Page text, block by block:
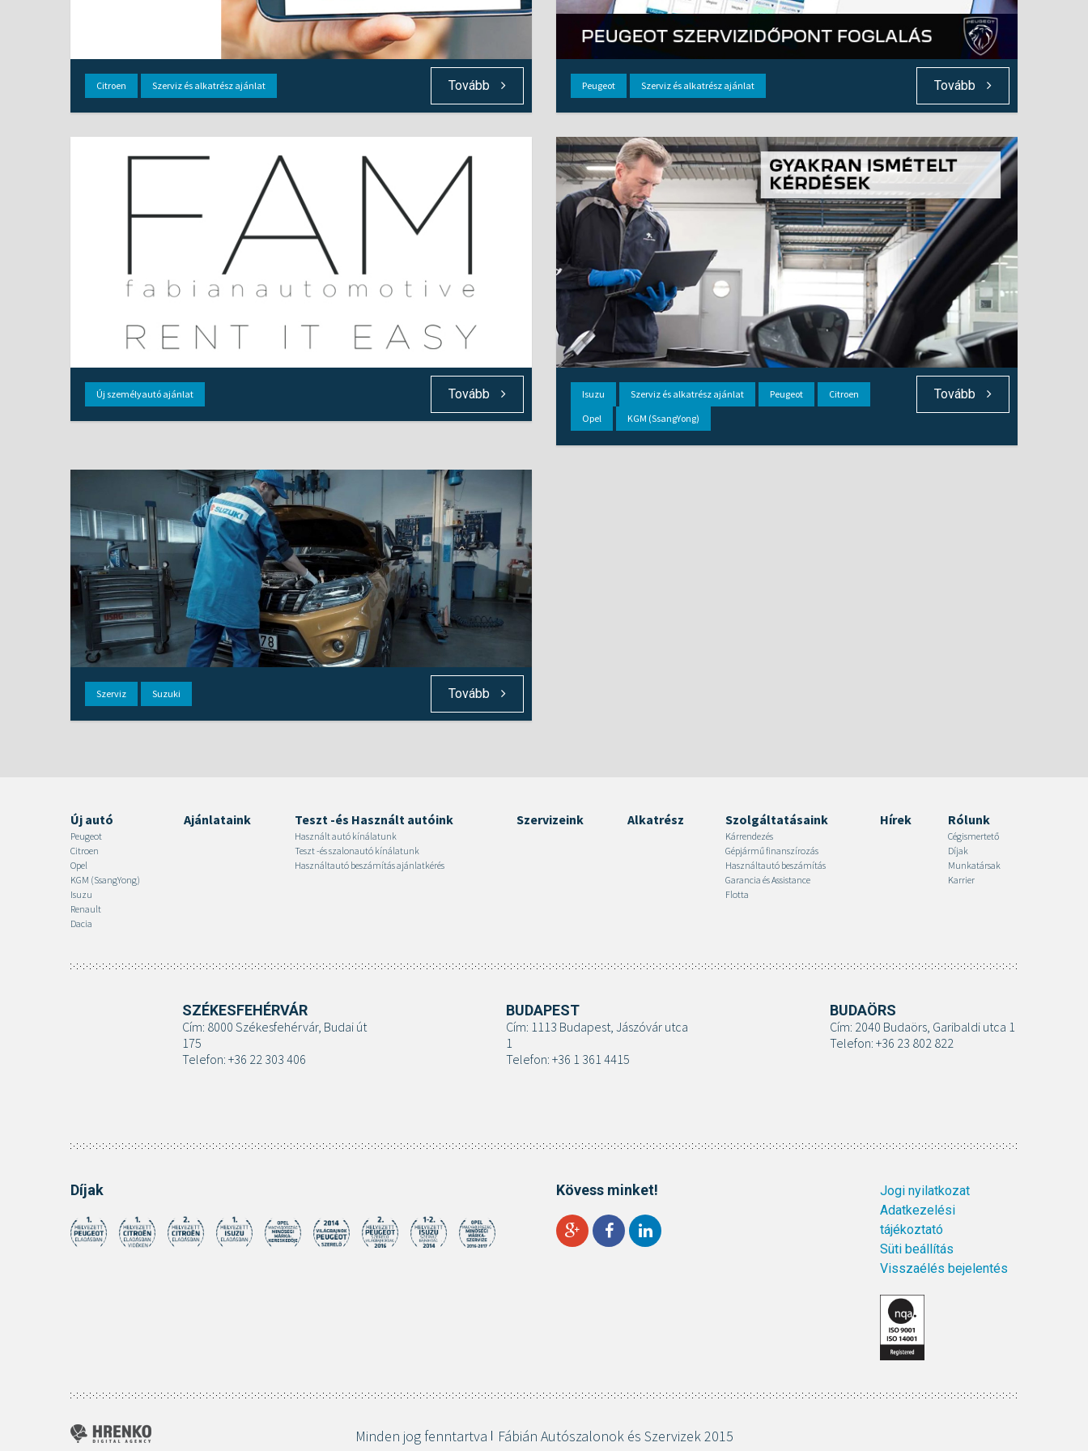
Citroen Szerviz és alkatrész ajánlat Tovább Peugeot Szerviz és alkatrész ajánlat Tovább
Új személyautó ajánlat Tovább Isuzu Szerviz és alkatrész ajánlat Peugeot
Citroen
Opel
KGM (SsangYong)
Tovább
Szerviz Suzuki Tovább
Új autó
Peugeot
Citroen
Opel
KGM (SsangYong)
Isuzu
Renault
Dacia
Ajánlataink Teszt -és Használt autóink
Használt autó kínálatunk
Teszt -és szalonautó kínálatunk
Használtautó beszámítás ajánlatkérés
Szervizeink Alkatrész Szolgáltatásaink
Kárrendezés
Gépjármű finanszírozás
Használtautó beszámítás
Garancia és Assistance
Flotta
Hírek Rólunk
Cégismertető
Díjak
Munkatársak
Karrier
SZÉKESFEHÉRVÁR
Cím: 8000 Székesfehérvár, Budai út
175
Telefon: +36 22 303 406
BUDAPEST
Cím: 1113 Budapest, Jászóvár utca
1
Telefon: +36 1 361 4415
BUDAÖRS
Cím: 2040 Budaörs, Garibaldi utca 1
Telefon: +36 23 802 822
Díjak Kövess minket!
Jogi nyilatkozat
Adatkezelési
tájékoztató
Süti beállítás
Visszaélés bejelentés
Minden jog fenntartva Fábián Autószalonok és Szervizek 2015